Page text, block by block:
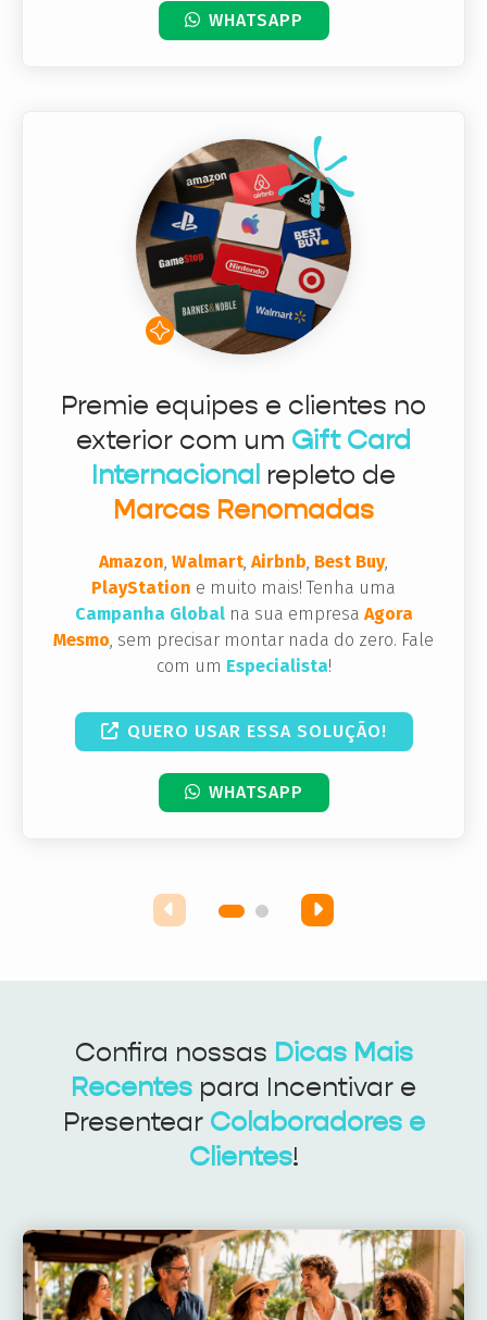
WHATSAPP
Premie equipes e clientes no
exterior com um Gift Card
Internacional repleto de
Marcas Renomadas
Amazon Walmart Airbnb Best Buy,
PlayStation e muito mais! Tenha uma
Campanha Globalna sua empresa Agora
Mesmo , sem precisar montar nada do zero. Fale
com um Especialista!
QUERO USAR ESSA SOLUÇÃO!
WHATSAPP
Confira nossas Dicas Mais
Recentes para Incentivar e
Presentear Colaboradores e
Clientes!